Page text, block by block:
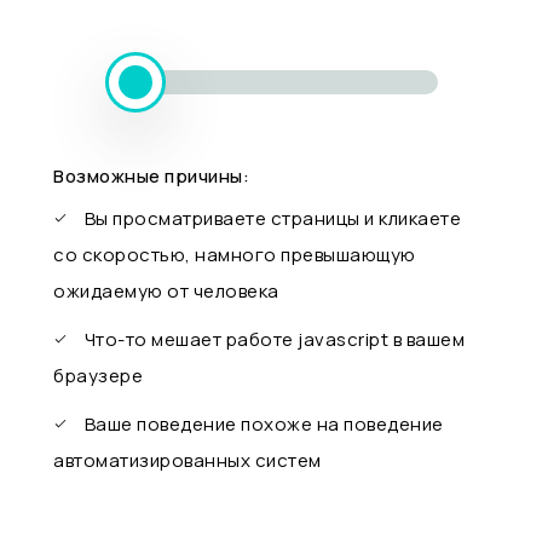
Возможные причины:
Вы просматриваете страницы и кликаете
со скоростью, намного превышающую
ожидаемую от человека
Что-то мешает работе javascript в вашем
браузере
Ваше поведение похоже на поведение
автоматизированных систем